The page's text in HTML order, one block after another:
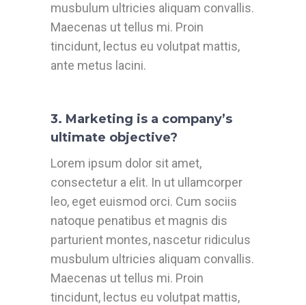
musbulum ultricies aliquam convallis.
Maecenas ut tellus mi. Proin
tincidunt, lectus eu volutpat mattis,
ante metus lacini.
3. Marketing is a company’s
ultimate objective?
Lorem ipsum dolor sit amet,
consectetur a elit. In ut ullamcorper
leo, eget euismod orci. Cum sociis
natoque penatibus et magnis dis
parturient montes, nascetur ridiculus
musbulum ultricies aliquam convallis.
Maecenas ut tellus mi. Proin
tincidunt, lectus eu volutpat mattis,